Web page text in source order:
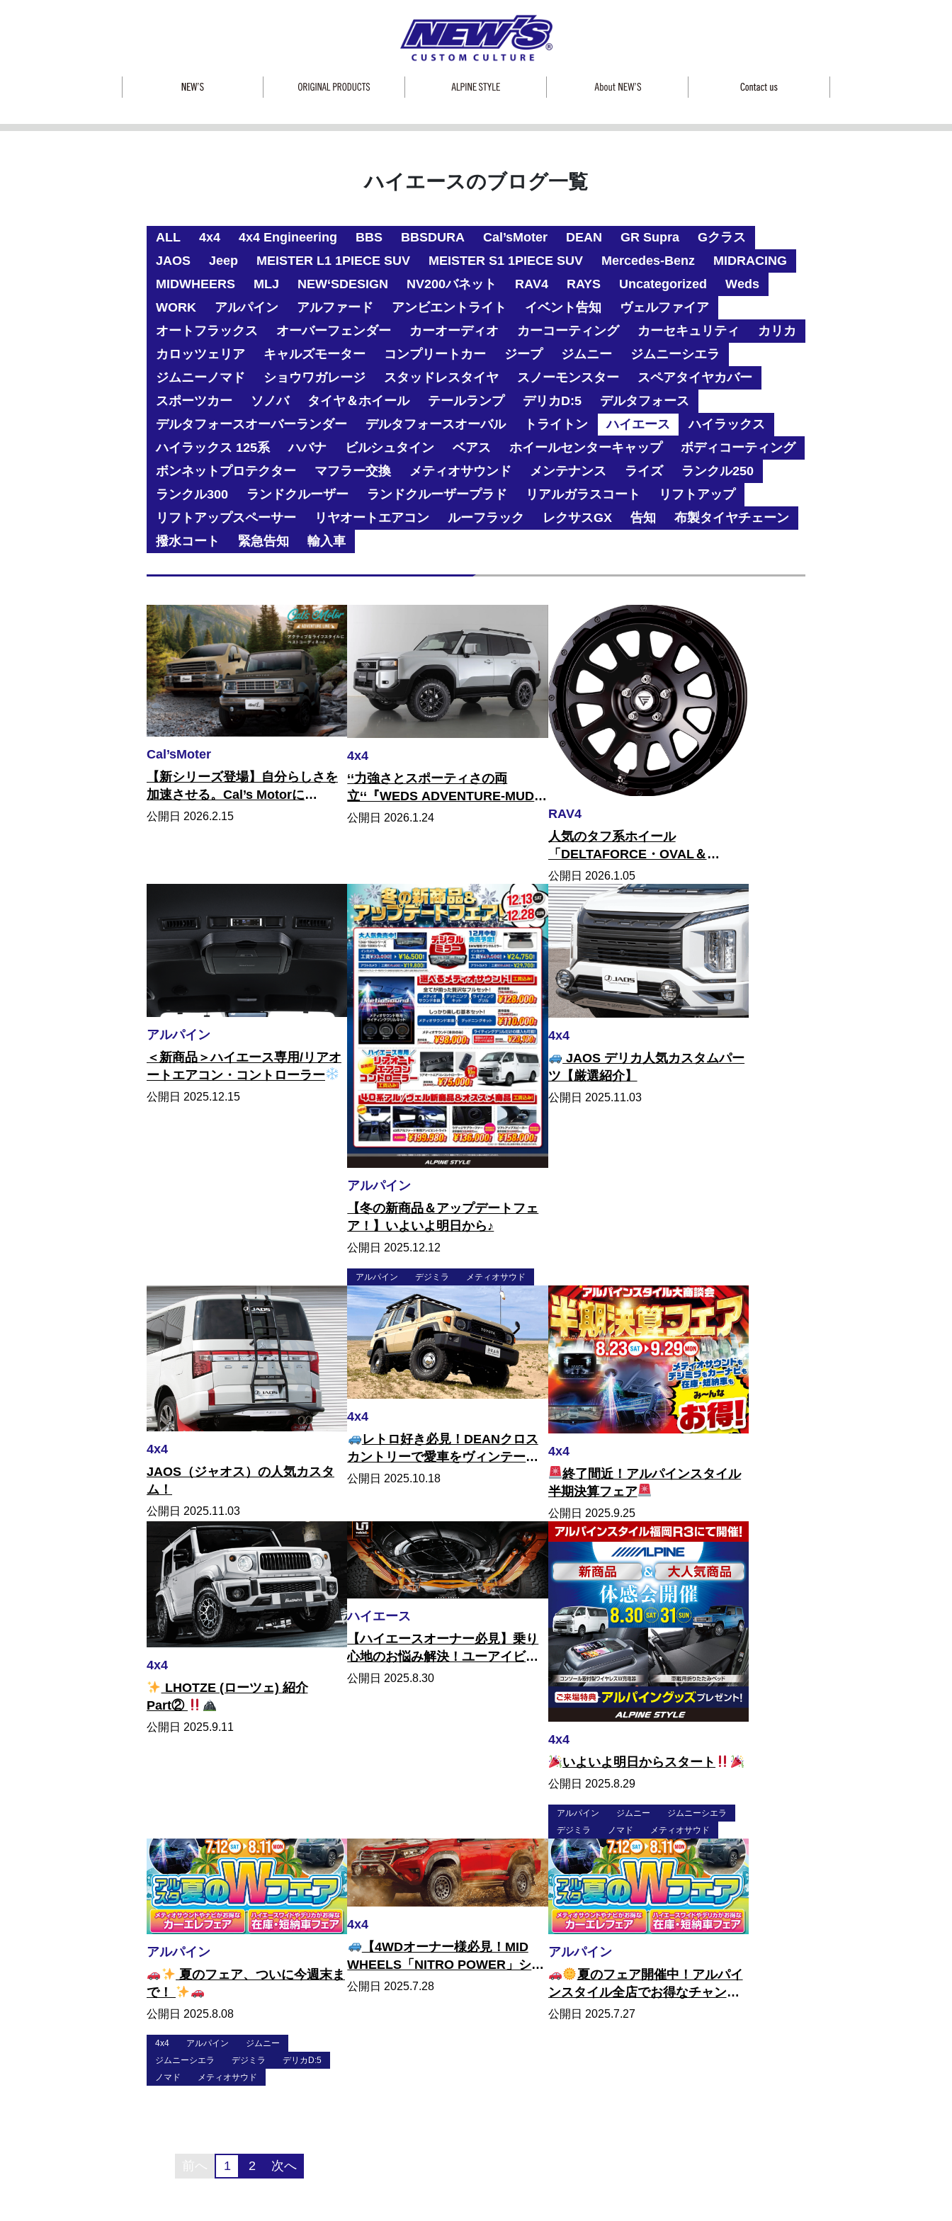
ハイエースのブログ一覧
ALL 4x4 4x4 Engineering BBS BBSDURA Cal’sMoter DEAN GR Supra
Gクラス
JAOS
Jeep MEISTER L1 1PIECE SUV MEISTER S1 1PIECE SUV Mercedes-Benz
MIDRACING
MIDWHEERS
MLJ NEW‘SDESIGN NV200バネット RAV4 RAYS Uncategorized
Weds
WORK
アルパイン アルファード アンビエントライト イベント告知
ヴェルファイア
オートフラックス
オーバーフェンダー カーオーディオ カーコーティング カーセキュリティ
カリカ
カロッツェリア
キャルズモーター コンプリートカー ジープ ジムニー
ジムニーシエラ
ジムニーノマド
ショウワガレージ スタッドレスタイヤ スノーモンスター
スペアタイヤカバー
スポーツカー
ソノバ タイヤ＆ホイール テールランプ デリカD:5
デルタフォース
デルタフォースオーバーランダー
デルタフォースオーバル トライトン ハイエース
ハイラックス
ハイラックス 125系
ハバナ ビルシュタイン ベアス ホイールセンターキャップ
ボディコーティング
ボンネットプロテクター
マフラー交換 メティオサウンド メンテナンス ライズ
ランクル250
ランクル300
ランドクルーザー ランドクルーザープラド リアルガラスコート
リフトアップ
リフトアップスペーサー
リヤオートエアコン ルーフラック レクサスGX 告知
布製タイヤチェーン
撥水コート
緊急告知 輸入車
Cal’sMoter
【新シリーズ登場】自分らしさを
加速させる。Cal’s Motorに
「Adventure LINE」が仲間入り！
公開日 2026.2.15
4x4
‘‘力強さとスポーティさの両
立‘‘『WEDS ADVENTURE-MUD
VANCE SD（ウェッズ アドベンチ
公開日 2026.1.24
RAV4
人気のタフ系ホイール
「DELTAFORCE・OVAL＆
OVARLANDER」 Copy
公開日 2026.1.05
アルパイン
＜新商品＞ハイエース専用/リアオ
ートエアコン・コントローラー
公開日 2025.12.15
アルパイン
【冬の新商品＆アップデートフェ
ア！】いよいよ明日から♪
公開日 2025.12.12
アルパイン デジミラ メティオサウド
4x4
JAOS デリカ人気カスタムパー
ツ【厳選紹介】
公開日 2025.11.03
4x4
JAOS（ジャオス）の人気カスタ
ム！
公開日 2025.11.03
4x4
レトロ好き必見！DEANクロス
カントリーで愛車をヴィンテージ
スタイルに！
公開日 2025.10.18
4x4
終了間近！アルパインスタイル
半期決算フェア
公開日 2025.9.25
4x4
LHOTZE (ローツェ) 紹介
Part②
公開日 2025.9.11
ハイエース
【ハイエースオーナー必見】乗り
心地のお悩み解決！ユーアイビー
クルの足回りカスタムで快適ドラ
公開日 2025.8.30
4x4
いよいよ明日からスタート
公開日 2025.8.29
アルパイン ジムニー
ジムニーシエラ
デジミラ
ノマド メティオサウド
アルパイン
夏のフェア、ついに今週末ま
で！
公開日 2025.8.08
4x4 アルパイン
ジムニー
ジムニーシエラ
デジミラ
デリカD:5
ノマド
メティオサウド
4x4
【4WDオーナー様必見！MID
WHEELS「NITRO POWER」シリ
ーズ展示中】
公開日 2025.7.28
アルパイン
夏のフェア開催中！アルパイ
ンスタイル全店でお得なチャン
ス！
公開日 2025.7.27
前へ 1 2 次へ